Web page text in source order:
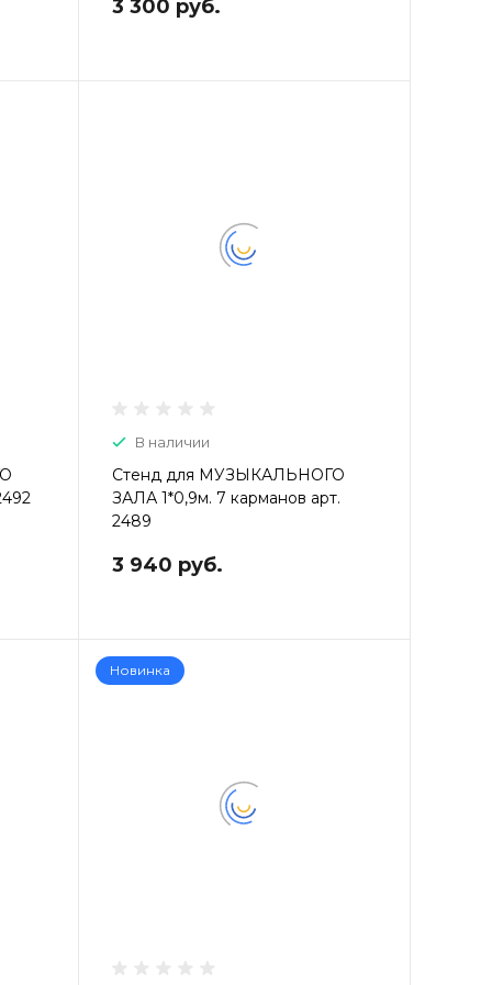
3 300 руб.
В наличии
Стенд для МУЗЫКАЛЬНОГО
ЗАЛА 1*0,9м. 7 карманов арт.
2489
3 940 руб.
Новинка